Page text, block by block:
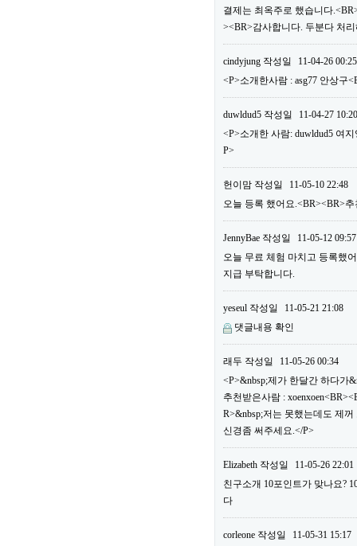
결제는 최옥주로 했습니다
><BR>감사합니다. 두분다 처
cindyjung 작성일
11-04-26 00:25
<P>소개한사람 : asg77 안상구
duwldud5 작성일
11-04-27 10:20
<P>소개한 사람: duwldud5 여
P>
헌이맘 작성일
11-05-10 22:48
오늘 등록 했어요.<BR><BR>
JennyBae 작성일
11-05-12 09:57
오늘 무료 체험 마치고 등록했
지급 부탁합니다.
yeseul 작성일
11-05-21 21:08
댓글내용 확인
래두 작성일
11-05-26 00:34
<P>&nbsp;제가 한달간 하다가
추천받은사람 :
R>&nbsp;저는 못했는데도 제
신경좀 써주세요.</P>
Elizabeth 작성일
11-05-26 22:01
친구소개 10포인트가 맞나요?
다
corleone 작성일
11-05-31 15:17